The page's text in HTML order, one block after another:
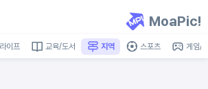
MoaPic!
이프 교육/도서 지역 스포츠 게임/